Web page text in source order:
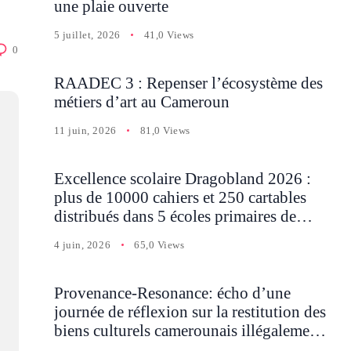
0
une plaie ouverte
5 juillet, 2026 41,0 Views
RAADEC 3 : Repenser l’écosystème des
métiers d’art au Cameroun
11 juin, 2026 81,0 Views
Excellence scolaire Dragobland 2026 :
plus de 10000 cahiers et 250 cartables
distribués dans 5 écoles primaires de
4 juin, 2026 65,0 Views
Provenance-Resonance: écho d’une
journée de réflexion sur la restitution des
biens culturels camerounais illégalement